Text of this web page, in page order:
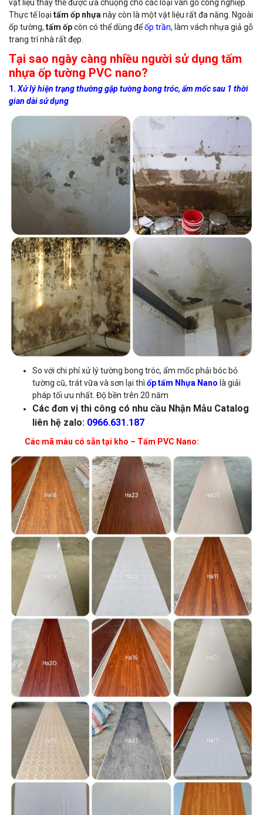
vật liệu thay thế được ưa chuộng cho các loại ván gỗ công nghiệp.
Thực tế loại tấm ốp nhựa này còn là một vật liệu rất đa năng. Ngoài
ốp tường, tấm ốpcòn có thể dùng đểốp trần, làm vách nhựa giả gỗ
trang trí nhà rất đẹp.
Tại sao ngày càng nhiều người sử dụng tấm
nhựa ốp tường PVC nano?
1. Xử lý hiện trạng thường gặp tường bong tróc, ẩm mốc sau 1 thời
gian dài sử dụng
So với chi phí xử lý tường bong tróc, ẩm mốc phải bóc bỏ
tường cũ, trát vữa và sơn lại thì ốp tấm Nhựa Nano là giải
pháp tối ưu nhất. Độ bền trên 20 năm
Các đơn vị thi công có nhu cầu Nhận Mẫu Catalog
liên hệ zalo: 0966.631.187
Các mã màu có sẵn tại kho – Tấm PVC Nano: